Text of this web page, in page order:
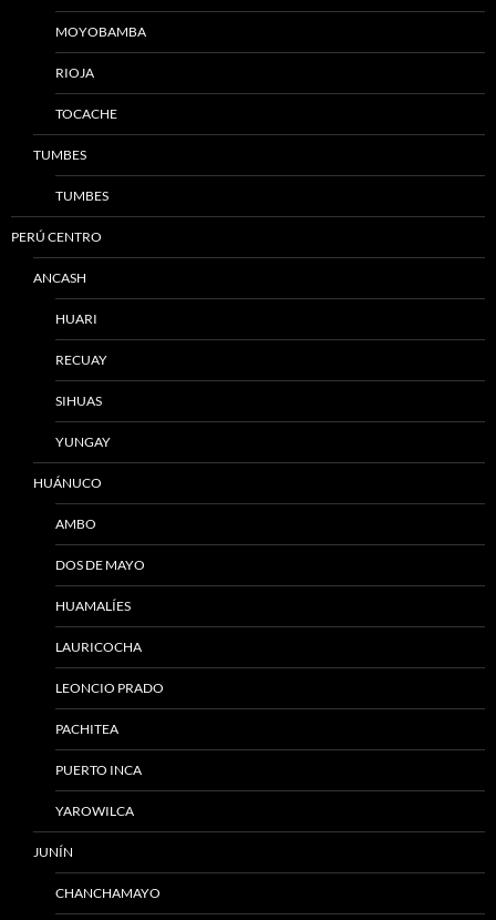
MOYOBAMBA
RIOJA
TOCACHE
TUMBES
TUMBES
PERÚ CENTRO
ANCASH
HUARI
RECUAY
SIHUAS
YUNGAY
HUÁNUCO
AMBO
DOS DE MAYO
HUAMALÍES
LAURICOCHA
LEONCIO PRADO
PACHITEA
PUERTO INCA
YAROWILCA
JUNÍN
CHANCHAMAYO